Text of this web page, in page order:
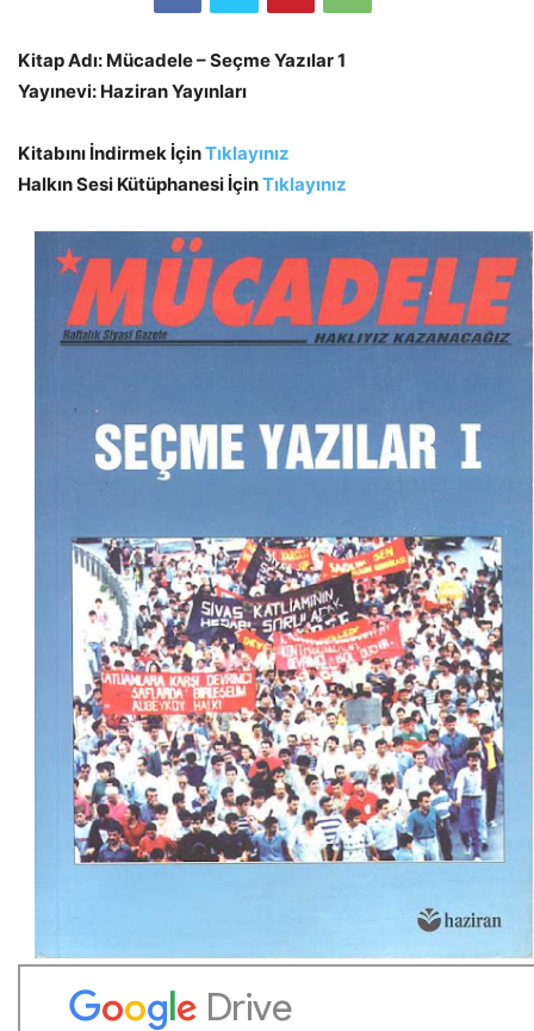
Kitap Adı: Mücadele – Seçme Yazılar 1
Yayınevi: Haziran Yayınları
Kitabını İndirmek İçinTıklayınız
Halkın Sesi Kütüphanesi İçinTıklayınız